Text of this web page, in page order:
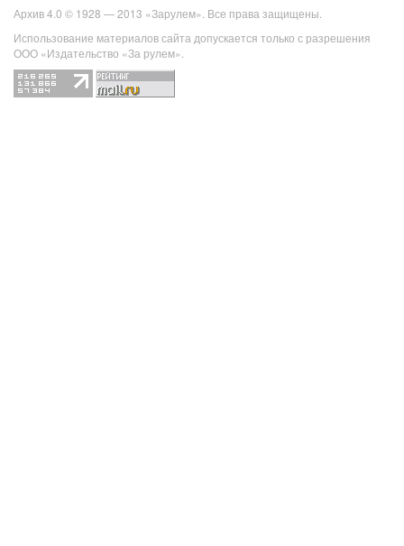
Архив 4.0 © 1928 — 2013 «Зарулем». Все права защищены.
Использование материалов сайта допускается только с разрешения
ООО «Издательство «За рулем».